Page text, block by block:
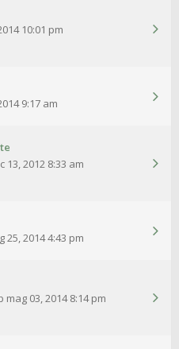
10:01 pm
9:17 am
13, 2012 8:33 am
25, 2014 4:43 pm
mag 03, 2014 8:14 pm